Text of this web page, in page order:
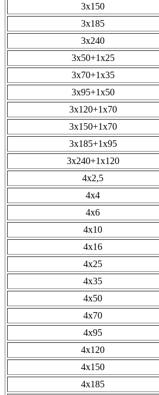
3х150
3х185
3х240
3х50+1х25
3х70+1х35
3х95+1х50
3х120+1х70
3х150+1х70
3х185+1х95
3х240+1х120
4х2,5
4х4
4х6
4х10
4х16
4х25
4х35
4х50
4х70
4х95
4х120
4х150
4х185